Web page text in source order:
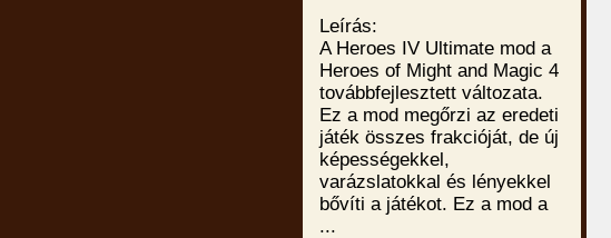
Leírás:
A Heroes IV Ultimate mod a
Heroes of Might and Magic 4
továbbfejlesztett változata.
Ez a mod megőrzi az eredeti
játék összes frakcióját, de új
képességekkel,
varázslatokkal és lényekkel
bővíti a játékot. Ez a mod a
...